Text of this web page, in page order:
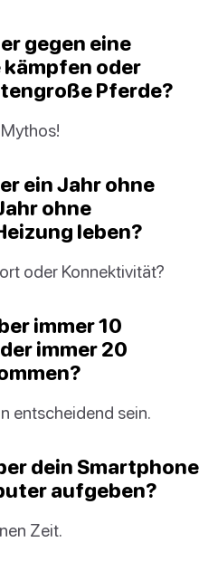
gegen eine
oder
Pferde?
ein Jahr ohne
ohne
leben?
oder Konnektivität?
immer 10
immer 20
entscheidend sein.
dein Smartphone
aufgeben?
Zeit.